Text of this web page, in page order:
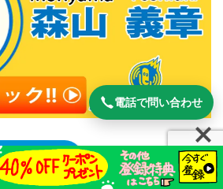
はこちら
電話で問い合わせ